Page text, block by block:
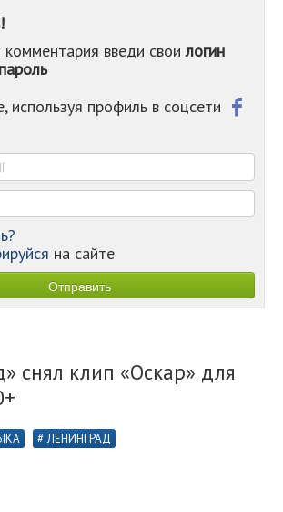
-
-
комментария введи своилогин
используя профиль в соцсети
на сайте
снял клип «Оскар» для
ЛЕНИНГРАД